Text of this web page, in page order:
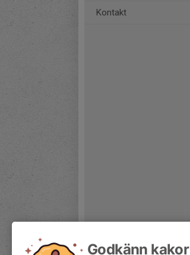
Kontakt
Godkänn kakor